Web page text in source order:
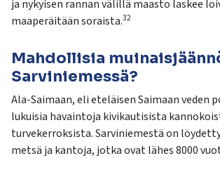
ja nykyisen rannan välillä maasto laskee
maaperäitään soraista.32
Mahdollisia
Sarviniemessä?
Ala-Saimaan, eli eteläisenSaimaan veden
lukuisia havaintoja kivikautisista
turvekerroksista. Sarviniemestä on
metsä ja kantoja, jotka ovat lähes 8000